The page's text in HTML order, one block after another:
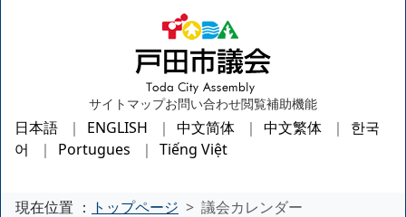
サイトマップお問い合わせ閲覧補助機能
日本語 ENGLISH 中文简体 中文繁体
한국
어
Portugues Tiếng Việt
現在位置 ： トップページ 議会カレンダー